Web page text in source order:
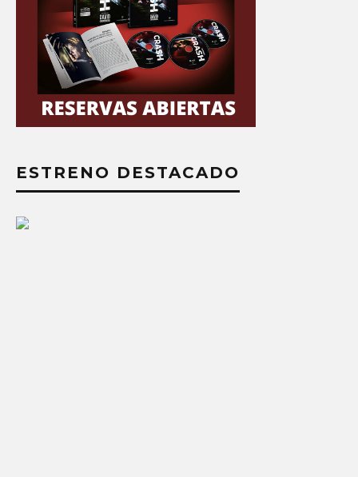
ESTRENO DESTACADO